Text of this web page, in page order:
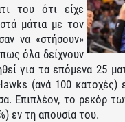
του ότι είχε
μάτια με τον
να «στήσουν»
όλα δείχνουν
για τα επόμενα 25
(ανά 100 κατοχές)
Επιπλέον, το ρεκόρ
εν τη απουσία του.